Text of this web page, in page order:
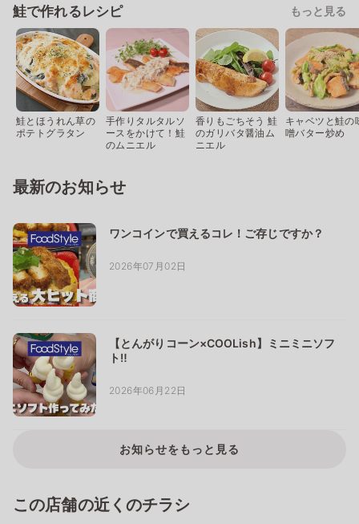
鮭で作れるレシピ もっと見る
鮭とほうれん草の
ポテトグラタン
手作りタルタルソ
ースをかけて！鮭
のムニエル
香りもごちそう 鮭
のガリバタ醤油ム
ニエル
キャベツと鮭の
噌バター炒め
最新のお知らせ
ワンコインで買えるコレ！ご存じですか？
2026年07月02日
【とんがりコーン×COOLish】ミニミニソフ
ト‼
2026年06月22日
お知らせをもっと見る
この店舗の近くのチラシ